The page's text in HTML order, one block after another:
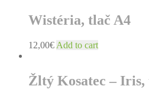
Wistéria, tlač A4
12,00€ Add to cart
Žltý Kosatec – Iris,